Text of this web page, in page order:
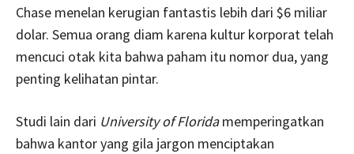
Chase menelan kerugian fantastis lebih dari $6 miliar
dolar. Semua orang diam karena kultur korporat telah
mencuci otak kita bahwa paham itu nomor dua, yang
penting kelihatan pintar.
Studi lain dari University of Floridamemperingatkan
bahwa kantor yang gila jargon menciptakan